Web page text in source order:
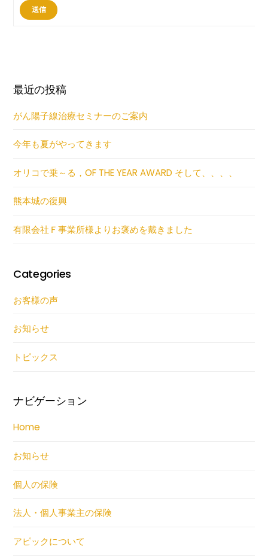
送信
最近の投稿
がん陽子線治療セミナーのご案内
今年も夏がやってきます
オリコで乗～る，OF THE YEAR AWARD そして、、、、
熊本城の復興
有限会社Ｆ事業所様よりお褒めを戴きました
Categories
お客様の声
お知らせ
トピックス
ナビゲーション
Home
お知らせ
個人の保険
法人・個人事業主の保険
アピックについて